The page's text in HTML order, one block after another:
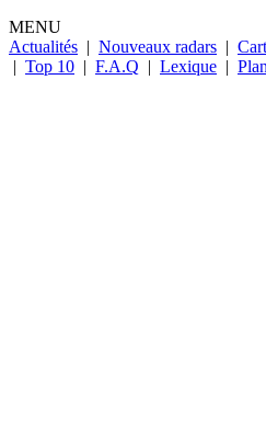
MENU
Actualités | Nouveaux radars |
| Top 10 | F.A.Q | Lexique |